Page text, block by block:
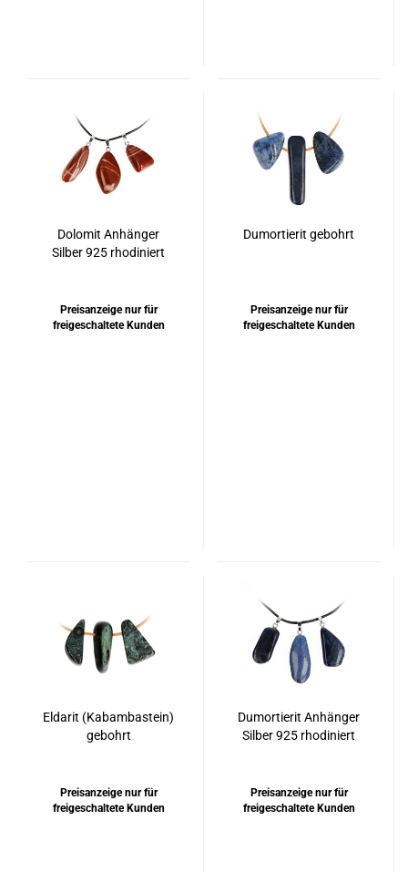
Dolomit Anhänger
Silber 925 rhodiniert
Preisanzeige nur für
freigeschaltete Kunden
Dumortierit gebohrt
Preisanzeige nur für
freigeschaltete Kunden
Eldarit (Kabambastein)
gebohrt
Preisanzeige nur für
freigeschaltete Kunden
Dumortierit Anhänger
Silber 925 rhodiniert
Preisanzeige nur für
freigeschaltete Kunden